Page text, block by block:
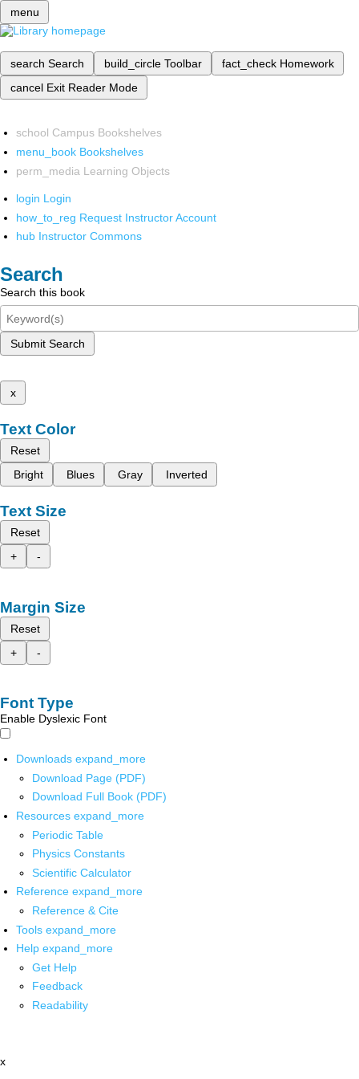
menu
search Search build_circle Toolbar fact_check Homework
cancel Exit Reader Mode
school Campus Bookshelves
menu_book Bookshelves
perm_media Learning Objects
login Login
how_to_reg Request Instructor Account
hub Instructor Commons
Search
Search this book
Submit Search
x
Text Color
Reset
Bright
Blues Gray Inverted
Text Size
Reset
+
-
Margin Size
Reset
+
-
Font Type
Enable Dyslexic Font
Downloads expand_more
Download Page (PDF)
Download Full Book (PDF)
Resources expand_more
Periodic Table
Physics Constants
Scientific Calculator
Reference expand_more
Reference & Cite
Tools expand_more
Help expand_more
Get Help
Feedback
Readability
x